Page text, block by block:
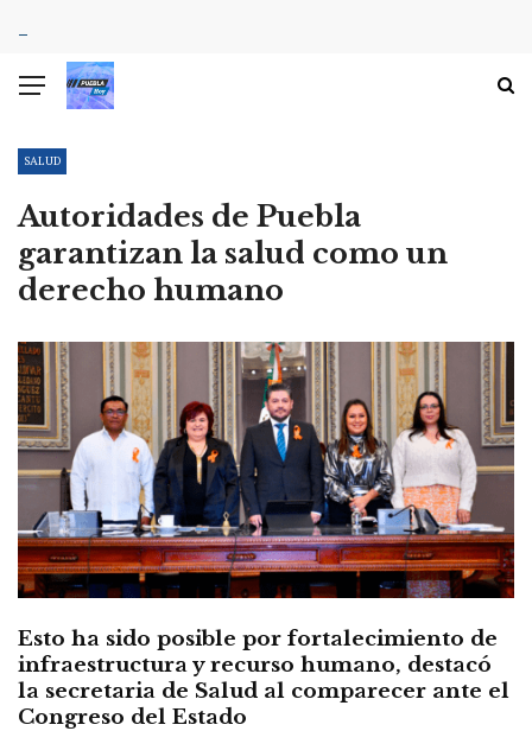
SALUD
Autoridades de Puebla
garantizan la salud como un
derecho humano
Esto ha sido posible por fortalecimiento de
infraestructura y recurso humano, destacó
la secretaria de Salud al comparecer ante el
Congreso del Estado